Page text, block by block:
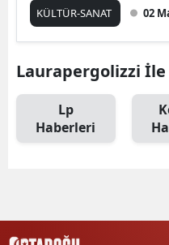
KÜLTÜR-SANAT 02
Laurapergolizzi
Lp
Haberleri